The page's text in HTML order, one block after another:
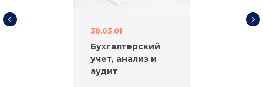
38.03.01
Бухгалтерский
учет, анализ и
аудит